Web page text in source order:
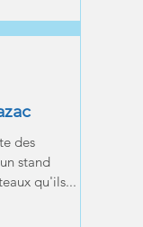
des
stand
qu'ils...